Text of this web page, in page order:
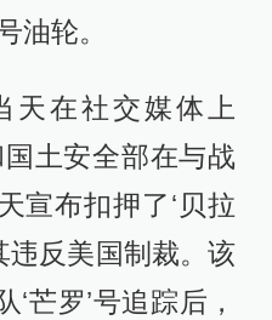
油轮。
天在社交媒体上
土安全部在与战
宣布扣押了‘贝拉
违反美国制裁。该
芒罗’号追踪后，